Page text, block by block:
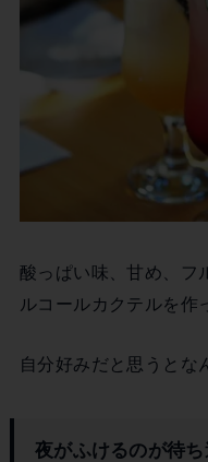
酸っぱい味、甘め、フ
ルコールカクテルを作
自分好みだと思うとな
夜がふけるのが待